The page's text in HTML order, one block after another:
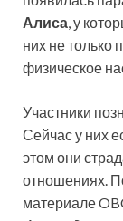
Алиса, у
них не только
физическое
Участники
Сейчас у них
этом они
отношениях.
материале